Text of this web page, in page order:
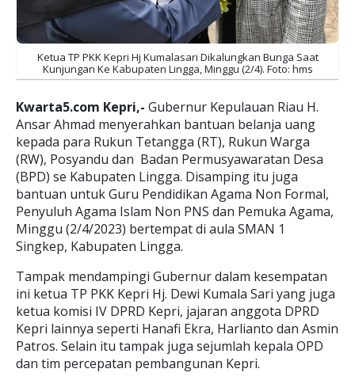
Ketua TP PKK Kepri Hj Kumalasari Dikalungkan Bunga Saat
Kunjungan Ke Kabupaten Lingga, Minggu (2/4). Foto: hms
Kwarta5.com Kepri,- Gubernur Kepulauan Riau H.
Ansar Ahmad menyerahkan bantuan belanja uang
kepada para Rukun Tetangga (RT), Rukun Warga
(RW), Posyandu dan Badan Permusyawaratan Desa
(BPD) se Kabupaten Lingga. Disamping itu juga
bantuan untuk Guru Pendidikan Agama Non Formal,
Penyuluh Agama Islam Non PNS dan Pemuka Agama,
Minggu (2/4/2023) bertempat di aula SMAN 1
Singkep, Kabupaten Lingga.
Tampak mendampingi Gubernur dalam kesempatan
ini ketua TP PKK Kepri Hj. Dewi Kumala Sari yang juga
ketua komisi IV DPRD Kepri, jajaran anggota DPRD
Kepri lainnya seperti Hanafi Ekra, Harlianto dan Asmin
Patros. Selain itu tampak juga sejumlah kepala OPD
dan tim percepatan pembangunan Kepri.